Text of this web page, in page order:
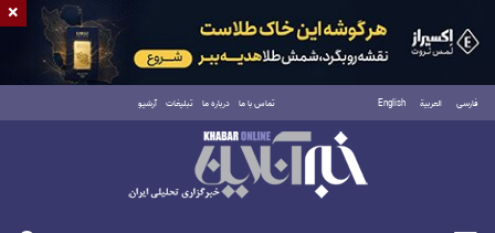
فارسی العربية English تماس با ما درباره ما تبلیغات آرشیو
یکشنبه ۱۸ مرداد ۱۴۰۵
×